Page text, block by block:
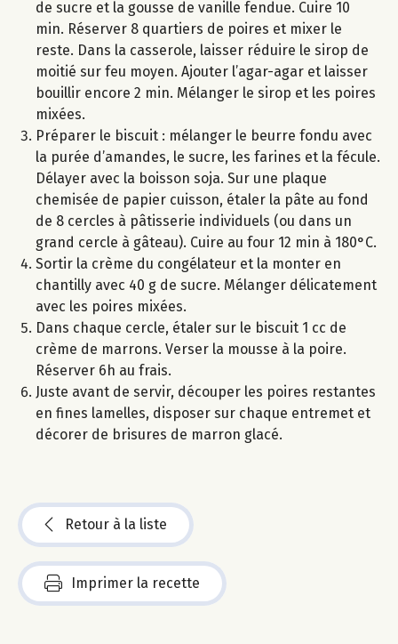
de sucre et la gousse de vanille fendue. Cuire 10
min. Réserver 8 quartiers de poires et mixer le
reste. Dans la casserole, laisser réduire le sirop de
moitié sur feu moyen. Ajouter l’agar-agar et laisser
bouillir encore 2 min. Mélanger le sirop et les poires
mixées.
Préparer le biscuit : mélanger le beurre fondu avec
la purée d’amandes, le sucre, les farines et la fécule.
Délayer avec la boisson soja. Sur une plaque
chemisée de papier cuisson, étaler la pâte au fond
de 8 cercles à pâtisserie individuels (ou dans un
grand cercle à gâteau). Cuire au four 12 min à 180°C.
Sortir la crème du congélateur et la monter en
chantilly avec 40 g de sucre. Mélanger délicatement
avec les poires mixées.
Dans chaque cercle, étaler sur le biscuit 1 cc de
crème de marrons. Verser la mousse à la poire.
Réserver 6h au frais.
Juste avant de servir, découper les poires restantes
en fines lamelles, disposer sur chaque entremet et
décorer de brisures de marron glacé.
Retour à la liste
Imprimer la recette